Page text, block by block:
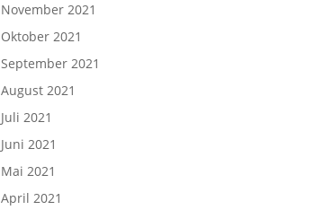
November 2021
Oktober 2021
September 2021
August 2021
Juli 2021
Juni 2021
Mai 2021
April 2021